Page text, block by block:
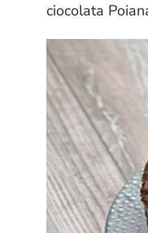
ciocolata